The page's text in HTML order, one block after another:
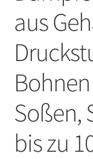
aus
Soßen,
bis zu